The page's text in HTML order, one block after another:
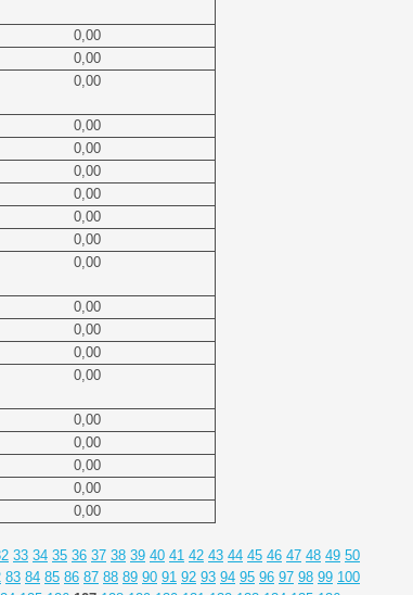
0,00
0,00
0,00
0,00
0,00
0,00
0,00
0,00
0,00
0,00
0,00
0,00
0,00
0,00
0,00
0,00
0,00
0,00
0,00
33 34 35 36 37 38 39 40 41 42 43 44 45 46 47 48 49 50
83 84 85 86 87 88 89 90 91 92 93 94 95 96 97 98 99 100